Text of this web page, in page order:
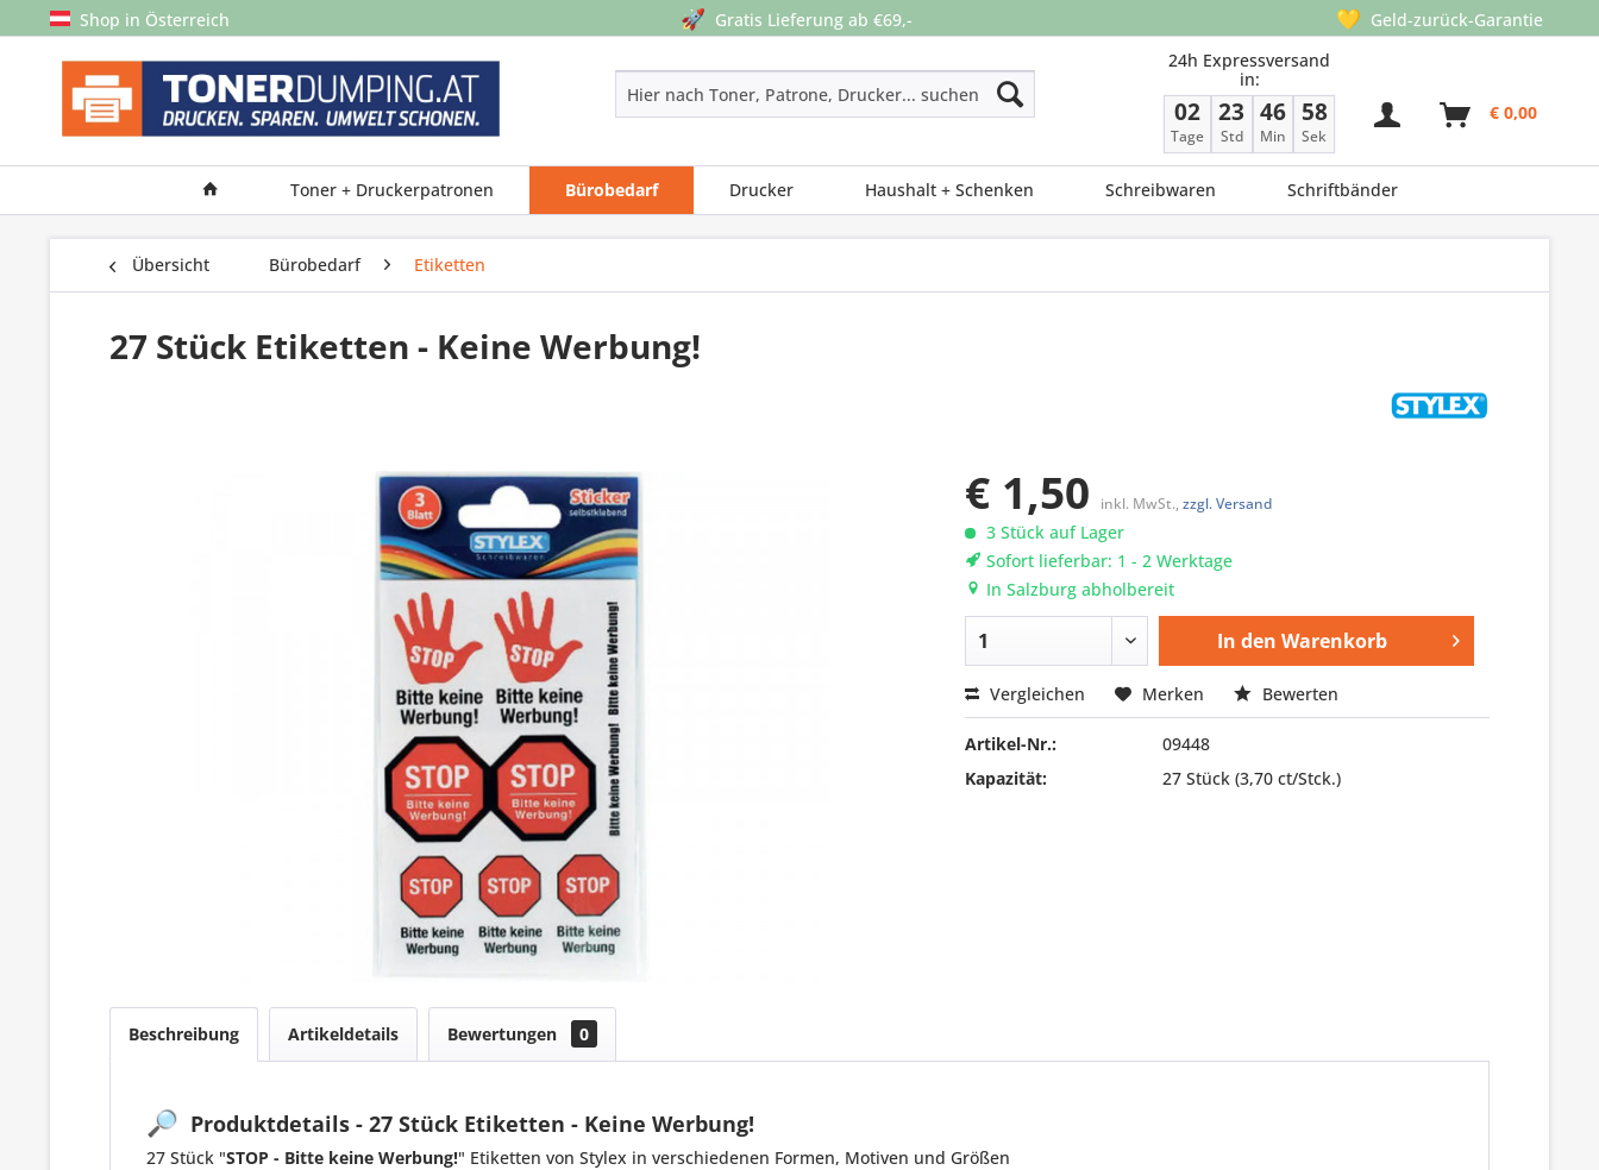
Shop in Österreich 🚀 Gratis Lieferung ab €69,- 💛 Geld-zurück-Garantie
24h Expressversand
in:
02
Tage
23
Std
46
Min
58
Sek
€ 0,00
Toner + Druckerpatronen Bürobedarf Drucker Haushalt + Schenken Schreibwaren Schriftbänder
Übersicht Bürobedarf Etiketten
27 Stück Etiketten - Keine Werbung!
€ 1,50 inkl. MwSt.,zzgl. Versand
3 Stück auf Lager
Sofort lieferbar: 1 - 2 Werktage
In Salzburg abholbereit
In den Warenkorb
Vergleichen Merken Bewerten
Artikel-Nr.:
09448
Kapazität:
27 Stück(3,70 ct/Stck.)
Beschreibung Artikeldetails Bewertungen 0
🔎 Produktdetails - 27 Stück Etiketten - Keine Werbung!
27 Stück "STOP - Bitte keine Werbung!" Etiketten von Stylex in verschiedenen Formen, Motiven und Größen